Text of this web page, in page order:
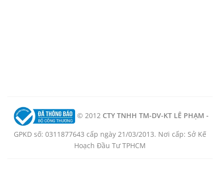
© 2012 CTY TNHH TM-DV-KT LÊ PHẠM -
GPKD số: 0311877643 cấp ngày 21/03/2013. Nơi cấp: Sở Kế
Hoạch Đầu Tư TPHCM